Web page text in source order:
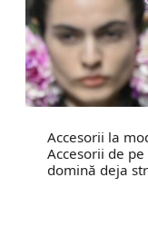
Accesorii la
Accesorii de
domină deja